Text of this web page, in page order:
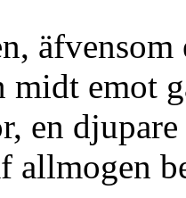
äfvensom
midt emot
en
allmogen